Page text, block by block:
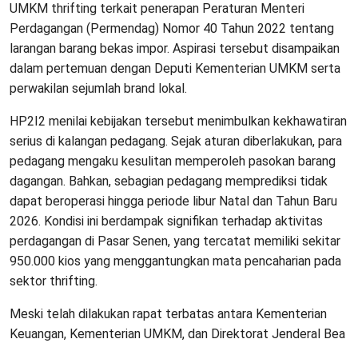
UMKM thrifting terkait penerapan Peraturan Menteri
Perdagangan (Permendag) Nomor 40 Tahun 2022 tentang
larangan barang bekas impor. Aspirasi tersebut disampaikan
dalam pertemuan dengan Deputi Kementerian UMKM serta
perwakilan sejumlah brand lokal.
HP2I2 menilai kebijakan tersebut menimbulkan kekhawatiran
serius di kalangan pedagang. Sejak aturan diberlakukan, para
pedagang mengaku kesulitan memperoleh pasokan barang
dagangan. Bahkan, sebagian pedagang memprediksi tidak
dapat beroperasi hingga periode libur Natal dan Tahun Baru
2026. Kondisi ini berdampak signifikan terhadap aktivitas
perdagangan di Pasar Senen, yang tercatat memiliki sekitar
950.000 kios yang menggantungkan mata pencaharian pada
sektor thrifting.
Meski telah dilakukan rapat terbatas antara Kementerian
Keuangan, Kementerian UMKM, dan Direktorat Jenderal Bea